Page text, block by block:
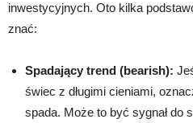
inwestycyjnych. Oto kilka
znać:
Spadający trend (bearish):
świec z długimi cieniami,
spada. Może to być sygnał do